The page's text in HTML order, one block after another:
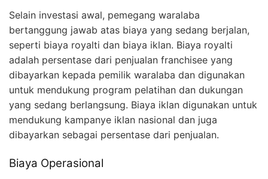
Selain investasi awal, pemegang waralaba
bertanggung jawab atas biaya yang sedang berjalan,
seperti biaya royalti dan biaya iklan. Biaya royalti
adalah persentase dari penjualan franchisee yang
dibayarkan kepada pemilik waralaba dan digunakan
untuk mendukung program pelatihan dan dukungan
yang sedang berlangsung. Biaya iklan digunakan untuk
mendukung kampanye iklan nasional dan juga
dibayarkan sebagai persentase dari penjualan.
Biaya Operasional